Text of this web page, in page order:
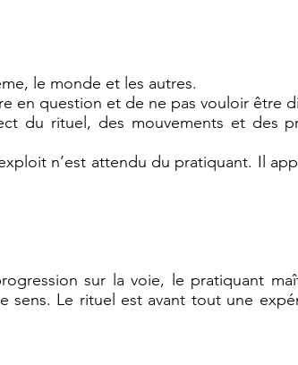
le monde et les autres.
en question et de ne pas vouloir être
du rituel, des mouvements et des
n’est attendu du pratiquant. Il
sur la voie, le pratiquant
sens. Le rituel est avant tout une